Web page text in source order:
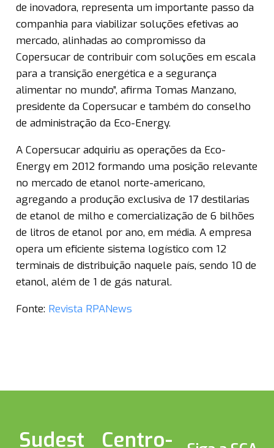
de inovadora, representa um importante passo da
companhia para viabilizar soluções efetivas ao
mercado, alinhadas ao compromisso da
Copersucar de contribuir com soluções em escala
para a transição energética e a segurança
alimentar no mundo”, afirma Tomas Manzano,
presidente da Copersucar e também do conselho
de administração da Eco-Energy.
A Copersucar adquiriu as operações da Eco-
Energy em 2012 formando uma posição relevante
no mercado de etanol norte-americano,
agregando a produção exclusiva de 17 destilarias
de etanol de milho e comercialização de 6 bilhões
de litros de etanol por ano, em média. A empresa
opera um eficiente sistema logístico com 12
terminais de distribuição naquele país, sendo 10 de
etanol, além de 1 de gás natural.
Fonte: Revista RPANews
Sudest Centro-